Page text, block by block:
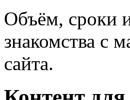
Объём, сроки
знакомства с
сайта.